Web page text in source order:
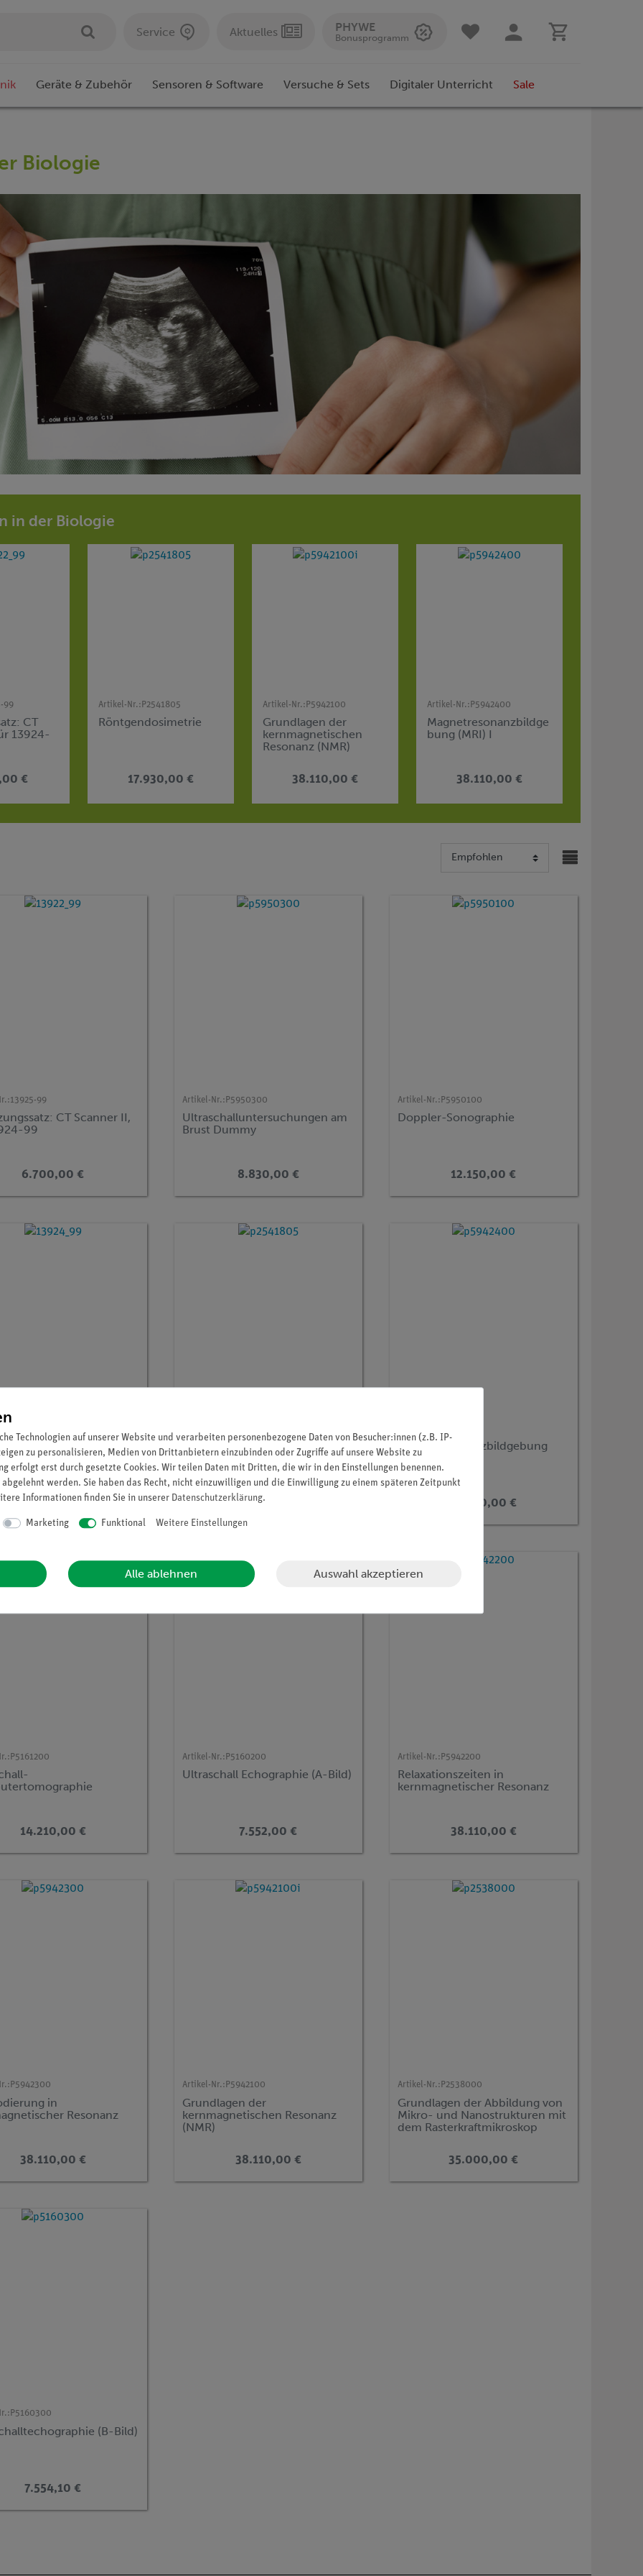
Service Aktuelles PHYWE
Bonusprogramm
Geräte & Zubehör Sensoren & Software Versuche & Sets Digitaler Unterricht Sale
Biologie
in der Biologie
99
CT
13924-
€
Artikel-Nr.: P2541805
Röntgendosimetrie
17.930,00 €
Artikel-Nr.: P5942100
Grundlagen der
kernmagnetischen
Resonanz (NMR)
38.110,00 €
Artikel-Nr.: P5942400
Magnetresonanzbildge
bung (MRI) I
38.110,00 €
13925-99
CT Scanner II,
99
6.700,00 €
Artikel-Nr.: P5950300
Ultraschalluntersuchungen am
Brust Dummy
8.830,00 €
Artikel-Nr.: P5950100
Doppler-Sonographie
12.150,00 €
Set Ultraschall
II
7.510,00 €
Röntgendosimetrie
17.930,00 €
Magnetresonanzbildgebung
(MRI) I
38.110,00 €
P5161200
14.210,00 €
Artikel-Nr.: P5160200
Ultraschall Echographie (A-Bild)
7.552,00 €
Artikel-Nr.: P5942200
Relaxationszeiten in
kernmagnetischer Resonanz
38.110,00 €
P5942300
in
Resonanz
38.110,00 €
Artikel-Nr.: P5942100
Grundlagen der
kernmagnetischen Resonanz
(NMR)
38.110,00 €
Artikel-Nr.: P2538000
Grundlagen der Abbildung von
Mikro- und Nanostrukturen mit
dem Rasterkraftmikroskop
35.000,00 €
P5160300
(B-Bild)
7.554,10 €
Technologien auf unserer Website und verarbeiten personenbezogene Daten von Besucher:innen (z.B. IP-
zu personalisieren, Medien von Drittanbietern einzubinden oder Zugriffe auf unsere Website zu
erfolgt erst durch gesetzte Cookies. Wir teilen Daten mit Dritten, die wir in den Einstellungen benennen.
werden. Sie haben das Recht, nicht einzuwilligen und die Einwilligung zu einem späteren Zeitpunkt
Informationen finden Sie in unserer Daten­schutz­erklärung.
Marketing Funktional Weitere Einstellungen
Alle ablehnen Auswahl akzeptieren